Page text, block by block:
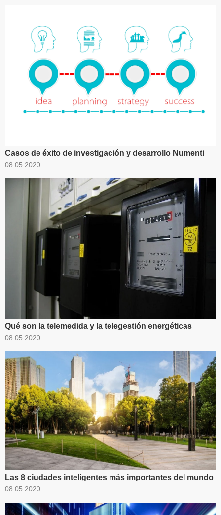
Casos de éxito de investigación y desarrollo Numenti
08 05 2020
Qué son la telemedida y la telegestión energéticas
08 05 2020
Las 8 ciudades inteligentes más importantes del mundo
08 05 2020